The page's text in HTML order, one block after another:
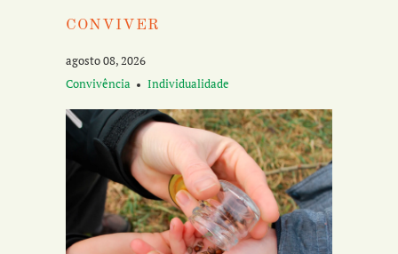
CONVIVER
agosto 08, 2026
Convivência
Individualidade